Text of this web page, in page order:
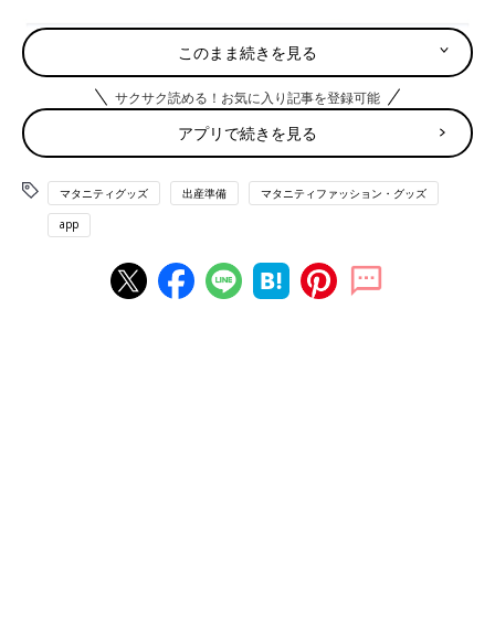
このまま続きを見る
サクサク読める！お気に入り記事を登録可能
アプリで続きを見る
マタニティグッズ 出産準備 マタニティファッション・グッズ
app